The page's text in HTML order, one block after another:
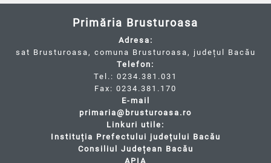
Primăria Brusturoasa
Adresa:
sat Brusturoasa, comuna Brusturoasa, județul Bacău
Telefon:
Tel.: 0234.381.031
Fax: 0234.381.170
E-mail
primaria@brusturoasa.ro
Linkuri utile:
Instituția Prefectului județului Bacău
Consiliul Județean Bacău
APIA